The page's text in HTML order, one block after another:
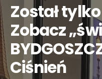
Został
Zobacz
Ciśnień